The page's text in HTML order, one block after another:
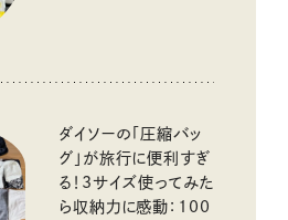
ダイソーの「圧縮バッ
グ」が旅行に便利すぎ
る！3サイズ使ってみた
ら収納力に感動：100